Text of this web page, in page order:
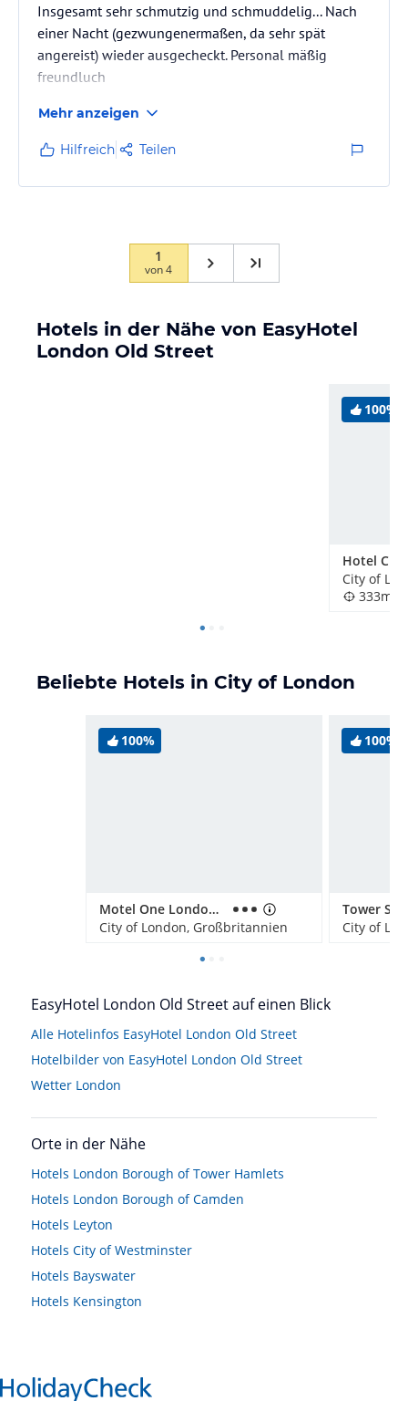
Insgesamt sehr schmutzig und schmuddelig... Nach
einer Nacht (gezwungenermaßen, da sehr spät
angereist) wieder ausgecheckt. Personal mäßig
freundluch
Mehr anzeigen
Hilfreich Teilen
1
von4
Hotels in der Nähe von EasyHotel
London Old Street
100%
City of
333m
Beliebte Hotels in City of London
100%
Motel One London-Tower Hill
City of London, Großbritannien
100%
City of
EasyHotel London Old Street auf einen Blick
Alle Hotelinfos EasyHotel London Old Street
Hotelbilder von EasyHotel London Old Street
Wetter London
Orte in der Nähe
Hotels London Borough of Tower Hamlets
Hotels London Borough of Camden
Hotels Leyton
Hotels City of Westminster
Hotels Bayswater
Hotels Kensington